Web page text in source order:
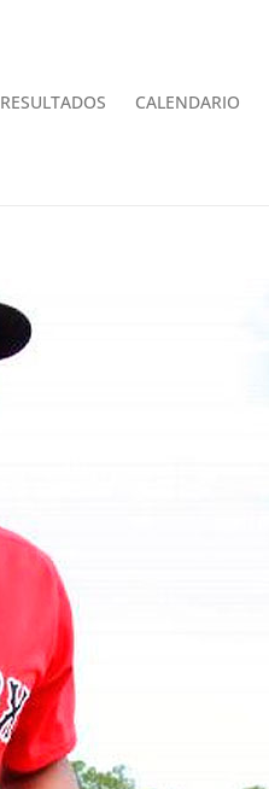
RESULTADOS CALENDARIO